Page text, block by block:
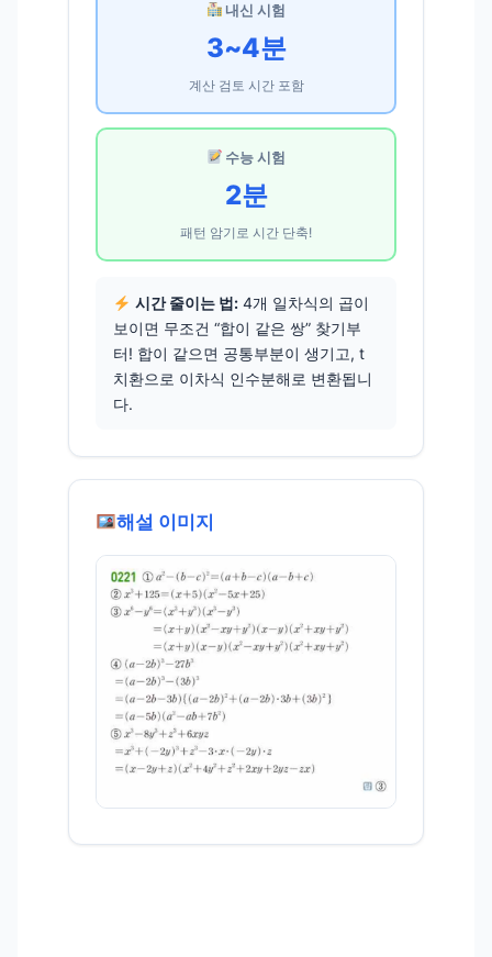
내신 시험
3~4분
계산 검토 시간 포함
수능 시험
2분
패턴 암기로 시간 단축!
시간 줄이는 법:4개 일차식의 곱이
보이면 무조건 “합이 같은 쌍” 찾기부
터! 합이 같으면 공통부분이 생기고, t
치환으로 이차식 인수분해로 변환됩니
다.
해설 이미지